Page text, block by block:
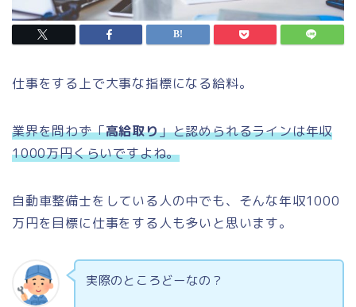
仕事をする上で大事な指標になる給料。
業界を問わず「高給取り」と認められるラインは年収
1000万円くらいですよね。
自動車整備士をしている人の中でも、 そんな年収1000
万円を目標に仕事をする人も多いと思います。
実際のところどーなの？